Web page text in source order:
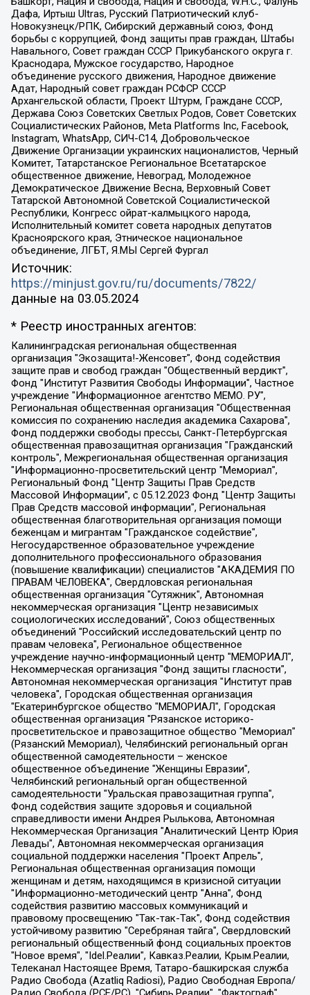
Дафа, Иртыш Ultras, Русский Патриотический клуб-
Новокузнецк/РПК, Сибирский державный союз, Фонд
борьбы с коррупцией, Фонд защиты прав граждан, Штабы
Навального, Совет граждан СССР Прикубанского округа г.
Краснодара, Мужское государство, Народное
объединение русского движения, Народное движение
Адат, Народный совет граждан РСФСР СССР
Архангельской области, Проект Штурм, Граждане СССР,
Держава Союз Советских Светлых Родов, Совет Советских
Социалистических Районов, Meta Platforms Inc, Facebook,
Instagram, WhatsApp, СИЧ-С14, Добровольческое
Движение Организации украинских националистов, Черный
Комитет, Татарстанское Региональное Всетатарское
общественное движение, Невоград, Молодежное
Демократическое Движение Весна, Верховный Совет
Татарской Автономной Советской Социалистической
Республики, Конгресс ойрат-калмыцкого народа,
Исполнительный комитет совета народных депутатов
Красноярского края, Этническое национальное
объединение, ЛГБТ, Я.МЫ Сергей Фургал
Источник:
https://minjust.gov.ru/ru/documents/7822/
данные на 03.05.2024
* Реестр иностранных агентов:
Калининградская региональная общественная организация "Экозащита!-Женсовет", Фонд содействия защите прав и свобод граждан "Общественный вердикт", Фонд "Институт Развития Свободы Информации", Частное учреждение "Информационное агентство МЕМО. РУ", Региональная общественная организация "Общественная комиссия по сохранению наследия академика Сахарова", Фонд поддержки свободы прессы, Санкт-Петербургская общественная правозащитная организация "Гражданский контроль", Межрегиональная общественная организация "Информационно-просветительский центр "Мемориал", Региональный Фонд "Центр Защиты Прав Средств Массовой Информации", с 05.12.2023 Фонд "Центр Защиты Прав Средств массовой информации", Региональная общественная благотворительная организация помощи беженцам и мигрантам "Гражданское содействие", Негосударственное образовательное учреждение дополнительного профессионального образования (повышение квалификации) специалистов "АКАДЕМИЯ ПО ПРАВАМ ЧЕЛОВЕКА", Свердловская региональная общественная организация "Сутяжник", Автономная некоммерческая организация "Центр независимых социологических исследований", Союз общественных объединений "Российский исследовательский центр по правам человека", Региональное общественное учреждение научно-информационный центр "МЕМОРИАЛ", Некоммерческая организация "Фонд защиты гласности", Автономная некоммерческая организация "Институт прав человека", Городская общественная организация "Екатеринбургское общество "МЕМОРИАЛ", Городская общественная организация "Рязанское историко-просветительское и правозащитное общество "Мемориал" (Рязанский Мемориал), Челябинский региональный орган общественной самодеятельности – женское общественное объединение "Женщины Евразии", Челябинский региональный орган общественной самодеятельности "Уральская правозащитная группа", Фонд содействия защите здоровья и социальной справедливости имени Андрея Рылькова, Автономная Некоммерческая Организация "Аналитический Центр Юрия Левады", Автономная некоммерческая организация социальной поддержки населения "Проект Апрель", Региональная общественная организация помощи женщинам и детям, находящимся в кризисной ситуации "Информационно-методический центр "Анна", Фонд содействия развитию массовых коммуникаций и правовому просвещению "Так-так-Так", Фонд содействия устойчивому развитию "Серебряная тайга", Свердловский региональный общественный фонд социальных проектов "Новое время", "Idel.Реалии", Кавказ.Реалии, Крым.Реалии, Телеканал Настоящее Время, Татаро-башкирская служба Радио Свобода (Azatliq Radiosi), Радио Свободная Европа/Радио Свобода (PCE/PC), "Сибирь.Реалии", "Фактограф", Благотворительный фонд помощи осужденным и их семьям, Автономная некоммерческая организация "Институт глобализации и социальных движений", Фонд "В защиту прав заключенных", Частное учреждение "Центр поддержки и содействия развитию средств массовой информации", Пензенский региональный общественный благотворительный фонд "Гражданский союз", "Север.Реалии", Некоммерческая организация Фонд "Правовая инициатива", Общество с ограниченной ответственностью "Радио Свободная Европа/Радио Свобода", Чешское информационное агентство "MEDIUM-ORIENT", Красноярская региональная общественная организация "Мы против СПИДа", Камалягин Денис Николаевич, Маркелов Сергей Евгеньевич, Пономарев Лев Александрович, Савицкая Людмила Алексеевна, Автономная некоммерческая организация "Центр по работе с проблемой насилия "НАСИЛИЮ.НЕТ", Межрегиональный профессиональный союз работников здравоохранения "Альянс врачей", Юридическое лицо, зарегистрированное в Латвийской Республике, SIA "Medusa Project" (регистрационный номер 40103797863, дата регистрации 10.06.2014), Некоммерческая организация "Фонд по борьбе с коррупцией", Автономная некоммерческая организация "Институт права и публичной политики", Баданин Роман Сергеевич, Гликин Максим Александрович, Железнова Мария Михайловна, Лукьянова Юлия Сергеевна, Маетная Елизавета Витальевна, Маняхин Петр Борисович, Чуракова Ольга Владимировна, Ярош Юлия Петровна, Юридическое лицо "The Insider SIA", зарегистрированное в Риге, Латвийская Республика (дата регистрации 26.06.2015), являющееся администратором доменного имени интернет-издания "The Insider SIA", https://theins.ru, Постернак Алексей Евгеньевич, Рубин Михаил Аркадьевич, Анин Роман Александрович, Юридическое лицо Istories fonds, зарегистрированное в Латвийской Республике (регистрационный номер 50008295751, дата регистрации 24.02.2020), Великовский Дмитрий Александрович, Долинина Ирина Николаевна, Мароховская Алеся Алексеевна, Шлейнов Роман Юрьевич, Шмагун Олеся Валентиновна, Общество с ограниченной ответственностью "Альтаир 2021", Общество с ограниченной ответственностью "Вега 2021", Общество с ограниченной ответственностью "Главный редактор 2021", Общество с ограниченной ответственностью "Ромашки монолит", Важенков Артем Валерьевич, Ивановская областная общественная организация "Центр гендерных исследований", Гурман Юрий Альбертович, Медиапроект "ОВД-Инфо", Егоров Владимир Владимирович, Жилинский Владимир Александрович, Общество с ограниченной ответственностью "ЗП", Иванова София Юрьевна, Карезина Инна Павловна, Кильтау Екатерина Викторовна, Петров Алексей Викторович, Пискунов Сергей Евгеньевич, Смирнов Сергей Сергеевич, Тихонов Михаил Сергеевич, Общество с ограниченной ответственностью "ЖУРНАЛИСТ-ИНОСТРАННЫЙ АГЕНТ", Арапова Галина Юрьевна, Вольтская Татьяна Анатольевна, Американская компания "Mason G.E.S. Anonymous Foundation" (США), являющаяся владельцем интернет-издания https://mnews.world/, Компания "Stichting Bellingcat", зарегистрированная в Нидерландах (дата регистрации 11.07.2018), Захаров Андрей Вячеславович, Клепиковская Екатерина Дмитриевна, Общество с ограниченной ответственностью "МЕМО", Перл Роман Александрович, Симонов Евгений Алексеевич, Соловьева Елена Анатольевна, Сотников Даниил Владимирович, Сурначева Елизавета Дмитриевна, Автономная некоммерческая организация по защите прав человека и информированию населения "Якутия – Наше Мнение", Общество с ограниченной ответственностью "Москоу диджитал медиа", с 26.01.2023 Общество с ограниченной ответственностью "Чайка Белые сады", Ветошкина Валерия Валерьевна, Заговора Максим Александрович, Межрегиональное общественное движение "Российская ЛГБТ - сеть", Оленичев Максим Владимирович, Павлов Иван Юрьевич, Скворцова Елена Сергеевна, Общество с ограниченной ответственностью "Как бы инагент", Кочетков Игорь Викторович, Общество с ограниченной ответственностью "Честные выборы", Еланчик Олег Александрович, Общество с ограниченной ответственностью "Нобелевский призыв", Гималова Регина Эмилевна, Григорьев Андрей Валерьевич, Григорьева Алина Александровна, Ассоциация по содействию защите прав призывников, альтернативнослужащих и военнослужащих "Правозащитная группа "Гражданин.Армия.Право", Хисамова Регина Фаритовна, Автономная некоммерческая организация по реализации социально-правовых программ "Лилит", Дальневосточное общественное движение "Маяк", Санкт-Петербургская ЛГБТ-инициативная группа "Выход", Инициативная группа ЛГБТ+ "Реверс", Алексеев Андрей Викторович, Бекбулатова Таисия Львовна, Беляев Иван Михайлович, Владыкина Елена Сергеевна, Гельман Марат Александрович, Никульшина Вероника Юрьевна, Толоконникова Надежда Андреевна, Шендерович Виктор Анатольевич, Общество с ограниченной ответственностью "Данное сообщение", Общество с ограниченной ответственностью Издательский дом "Новая глава", Айнбиндер Александра Александровна, Московский комьюнити-центр для ЛГБТ+инициатив, Благотворительный фонд развития филантропии, Deutsche Welle (Германия, Kurt-Schumacher-Strasse 3, 53113 Bonn), Борзунова Мария Михайловна, Воробьев Виктор Викторович, Голубева Анна Львовна, Константинова Алла Михайловна, Малкова Ирина Владимировна, Мурадов Мурад Абдулгалимович, Осетинская Елизавета Николаевна, Понасенков Евгений Николаевич, Ганапольский Матвей Юрьевич, Киселев Евгений Алексеевич, Борухович Ирина Григорьевна, Дремин Иван Тимофеевич, Дубровский Дмитрий Викторович, Красноярская региональная общественная организация поддержки и развития альтернативных образовательных технологий и межкультурных коммуникаций "ИНТЕРРА", Маяковская Екатерина Алексеевна, Фейгин Марк Захарович, Филимонов Андрей Викторович, Дзугкоева Регина Николаевна, Доброхотов Роман Александрович, Дудь Юрий Александрович, Елкин Сергей Владимирович, Кругликов Кирилл Игоревич, Сабунаева Мария Леонидовна, Семенов Алексей Владимирович, Шаинян Карен Багратович, Шульман Екатерина Михайловна, Асафьев Артур Валерьевич, Вахштайн Виктор Семенович, Венедиктов Алексей Алексеевич, Лушникова Екатерина Евгеньевна, Волков Леонид Михайлович, Невзоров Александр Глебович, Пархоменко Сергей Борисович, Сироткин Ярослав Николаевич, Кара-Мурза Владимир Владимирович, Баранова Наталья Владимировна, Гозман Леонид Яковлевич, Кагарлицкий Борис Юльевич, Климарев Михаил Валерьевич, Милов Владимир Станиславович, Автономная некоммерческая организация Краснодарский центр современного искусства "Типография", Моргенштерн Алишер Тагирович, Соболь Любовь Эдуардовна, Общество с ограниченной ответственностью "ЛИЗА НОРМ", Каспаров Гарри Кимович, Ходорковский Михаил Борисович, Общество с ограниченной ответственностью "Апрельские тезисы", Данилович Ирина Брониславовна, Кашин Олег Владимирович, Петров Николай Владимирович, Пивоваров Алексей Владимирович, Соколов Михаил Владимирович, Цветкова Юлия Владимировна, Чичваркин Евгений Александрович, Комитет против пыток/Команда против пыток, Общество с ограниченной ответственностью "Первый научный", Общество с ограниченной ответственностью "Вертолет и ко", Белоцерковская Вероника Борисовна, Кац Максим Евгеньевич, Лазарева Татьяна Юрьевна, Шаведдинов Руслан Табризович, Яшин Илья Валерьевич, Общество с ограниченной ответственностью "Иноагент ААВ", Алешковский Дмитрий Петрович, Альбац Евгения Марковна, Быков Дмитрий Львович, Галямина Юлия Евгеньевна, Лойко Сергей Леонидович, Мартынов Кирилл Константинович, Медведев Сергей Александрович, Крашенинников Федор Геннадиевич, Гордеева Катерина Вл